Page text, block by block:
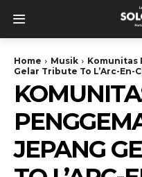
Home Musik
Komunitas
Gelar Tribute To L’Arc-En-
JEPANG